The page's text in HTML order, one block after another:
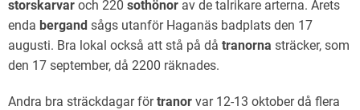
storskarvar och 220 sothönor av de talrikare arterna. Årets
enda bergand sågs utanför Haganäs badplats den 17
augusti. Bra lokal också att stå på då tranorna sträcker, som
den 17 september, då 2200 räknades.
Andra bra sträckdagar förtranor var 12-13 oktober då flera